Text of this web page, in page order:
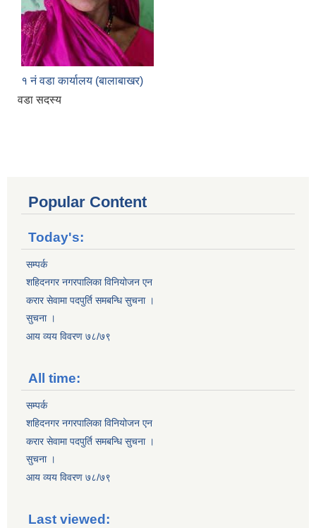
१ नं वडा कार्यालय (बालाबाखर)
वडा सदस्य
Popular Content
Today's:
सम्पर्क
शहिदनगर नगरपालिका विनियोजन एन
करार सेवामा पदपुर्ति समबन्धि सुचना ।
सुचना ।
आय व्यय विवरण ७८/७९
All time:
सम्पर्क
शहिदनगर नगरपालिका विनियोजन एन
करार सेवामा पदपुर्ति समबन्धि सुचना ।
सुचना ।
आय व्यय विवरण ७८/७९
Last viewed: